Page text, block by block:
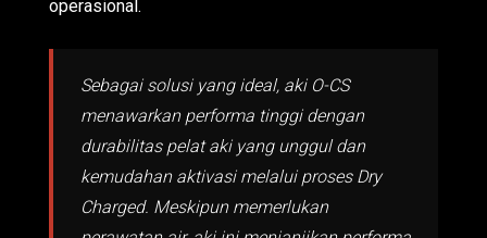
operasional.
Sebagai solusi yang ideal, aki O-CS
menawarkan performa tinggi dengan
durabilitas pelat aki yang unggul dan
kemudahan aktivasi melalui proses Dry
Charged. Meskipun memerlukan